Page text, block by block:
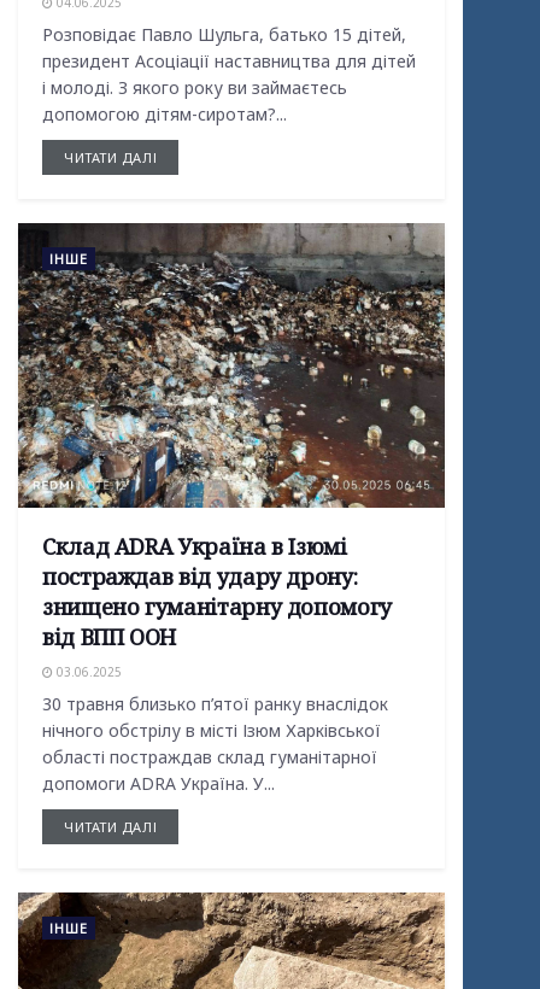
Розповідає Павло Шульга, батько 15 дітей,
президент Асоціації наставництва для дітей
і молоді. З якого року ви займаєтесь
допомогою дітям-сиротам?...
ЧИТАТИ ДАЛІ
ІНШЕ
Склад ADRA Україна в Ізюмі
постраждав від удару дрону:
знищено гуманітарну допомогу
від ВПП ООН
03.06.2025
30 травня близько п’ятої ранку внаслідок
нічного обстрілу в місті Ізюм Харківської
області постраждав склад гуманітарної
допомоги ADRA Україна. У...
ЧИТАТИ ДАЛІ
ІНШЕ